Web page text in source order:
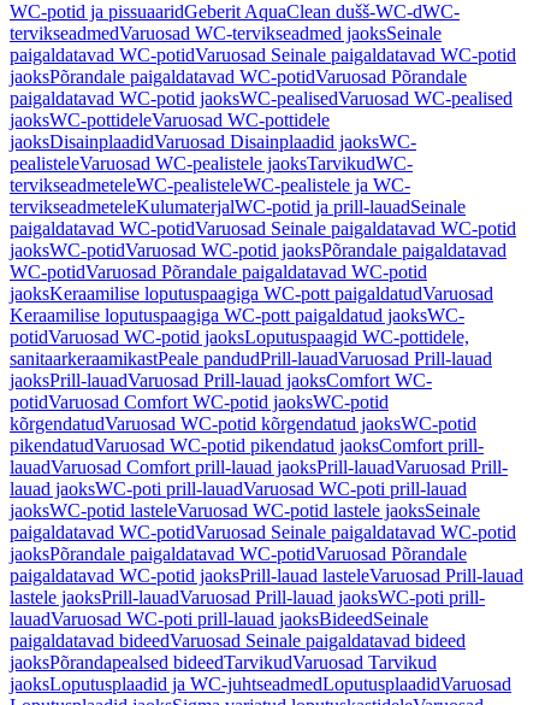
WC-potid ja pissuaaridGeberit AquaClean dušš-WC-dWC-
tervikseadmedVaruosad WC-tervikseadmed jaoksSeinale
paigaldatavad WC-potidVaruosad Seinale paigaldatavad WC-potid
jaoksPõrandale paigaldatavad WC-potidVaruosad Põrandale
paigaldatavad WC-potid jaoksWC-pealisedVaruosad WC-pealised
jaoksWC-pottideleVaruosad WC-pottidele
jaoksDisainplaadidVaruosad Disainplaadid jaoksWC-
pealisteleVaruosad WC-pealistele jaoksTarvikudWC-
tervikseadmeteleWC-pealisteleWC-pealistele ja WC-
tervikseadmeteleKulumaterjalWC-potid ja prill-lauadSeinale
paigaldatavad WC-potidVaruosad Seinale paigaldatavad WC-potid
jaoksWC-potidVaruosad WC-potid jaoksPõrandale paigaldatavad
WC-potidVaruosad Põrandale paigaldatavad WC-potid
jaoksKeraamilise loputuspaagiga WC-pott paigaldatudVaruosad
Keraamilise loputuspaagiga WC-pott paigaldatud jaoksWC-
potidVaruosad WC-potid jaoksLoputuspaagid WC-pottidele,
sanitaarkeraamikastPeale pandudPrill-lauadVaruosad Prill-lauad
jaoksPrill-lauadVaruosad Prill-lauad jaoksComfort WC-
potidVaruosad Comfort WC-potid jaoksWC-potid
kõrgendatudVaruosad WC-potid kõrgendatud jaoksWC-potid
pikendatudVaruosad WC-potid pikendatud jaoksComfort prill-
lauadVaruosad Comfort prill-lauad jaoksPrill-lauadVaruosad Prill-
lauad jaoksWC-poti prill-lauadVaruosad WC-poti prill-lauad
jaoksWC-potid lasteleVaruosad WC-potid lastele jaoksSeinale
paigaldatavad WC-potidVaruosad Seinale paigaldatavad WC-potid
jaoksPõrandale paigaldatavad WC-potidVaruosad Põrandale
paigaldatavad WC-potid jaoksPrill-lauad lasteleVaruosad Prill-lauad
lastele jaoksPrill-lauadVaruosad Prill-lauad jaoksWC-poti prill-
lauadVaruosad WC-poti prill-lauad jaoksBideedSeinale
paigaldatavad bideedVaruosad Seinale paigaldatavad bideed
jaoksPõrandapealsed bideedTarvikudVaruosad Tarvikud
jaoksLoputusplaadid ja WC-juhtseadmedLoputusplaadidVaruosad